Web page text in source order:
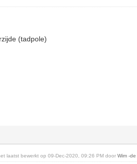
(tadpole)
laatst bewerkt op 09-Dec-2020, 09:26 PM doorWim -